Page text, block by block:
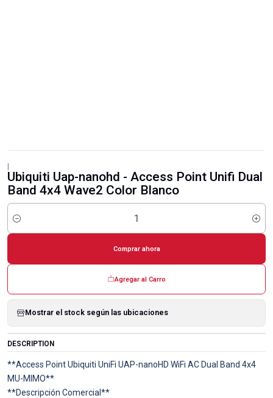
|
Ubiquiti Uap-nanohd - Access Point Unifi Dual
Band 4x4 Wave2 Color Blanco
Cantidad
Agregar al Carro
Comprar ahora
Mostrar el stock según las ubicaciones
DESCRIPTION
**Access Point Ubiquiti UniFi UAP-nanoHD WiFi AC Dual Band 4x4
MU-MIMO**
**Descripción Comercial**